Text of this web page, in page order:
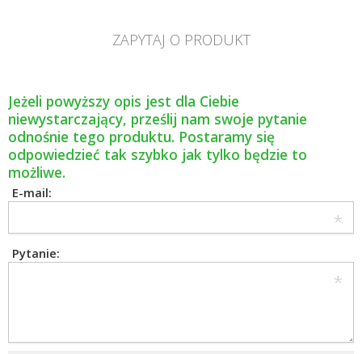
ZAPYTAJ O PRODUKT
Jeżeli powyższy opis jest dla Ciebie
niewystarczający, prześlij nam swoje pytanie
odnośnie tego produktu. Postaramy się
odpowiedzieć tak szybko jak tylko będzie to
możliwe.
E-mail:
Pytanie: